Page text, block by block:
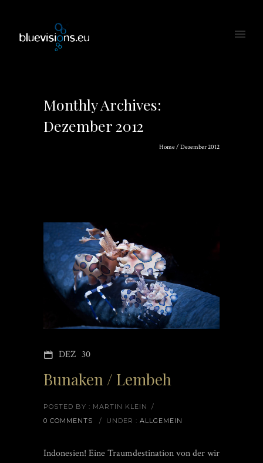
Monthly Archives:
Dezember 2012
Home/ Dezember 2012
DEZ 30
Bunaken / Lembeh
POSTED BY : MARTIN KLEIN
/
0 COMMENTS
/ UNDER : ALLGEMEIN
Indonesien! Eine Traumdestination von der wir